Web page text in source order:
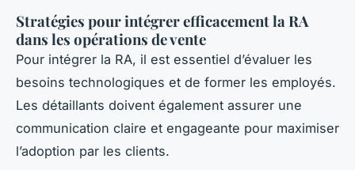
Stratégies pour intégrer efficacement la RA
dans les opérations de vente
Pour intégrer la RA, il est essentiel d’évaluer les
besoins technologiques et de former les employés.
Les détaillants doivent également assurer une
communication claire et engageante pour maximiser
l’adoption par les clients.